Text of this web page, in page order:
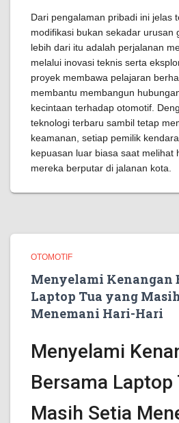
Dari pengalaman pribadi ini jelas
modifikasi bukan sekadar urusan
lebih dari itu adalah perjalanan
melalui inovasi teknis serta
proyek membawa pelajaran
membantu membangun
kecintaan terhadap otomotif.
teknologi terbaru sambil tetap
keamanan, setiap pemilik
kepuasan luar biasa saat melihat
mereka berputar di jalanan kota.
OTOMOTIF
Menyelami Kenangan
Laptop Tua yang
Menemani Hari-Hari
Menyelami
Bersama Laptop
Masih Setia